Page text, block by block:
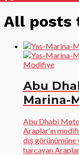
All posts
Modifiye
Abu
Marina-
Abu Dhabi
Araplar’ın
dış
harcayan